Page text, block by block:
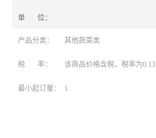
单 位：
产品分类： 其他蔬菜类
税 率： 该商品价格含税，税率为0.13
最小起订量： 1